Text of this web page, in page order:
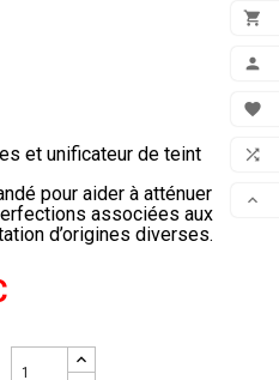





et unificateur de teint
pour aider à atténuer
associées aux
d’origines diverses.